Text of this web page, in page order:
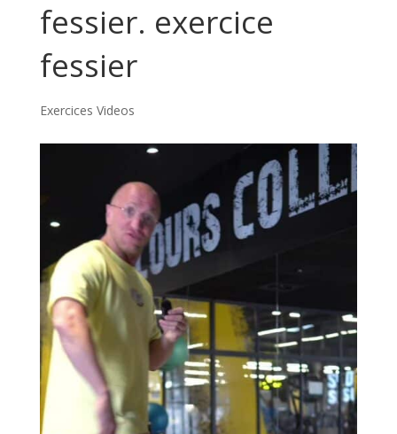
fessier. exercice
fessier
Exercices Videos